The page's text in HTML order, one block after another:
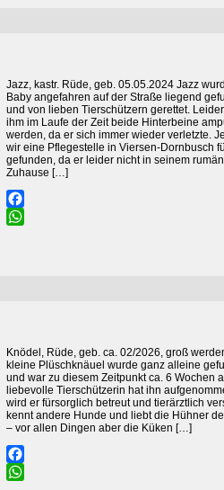
Jazz, kastr. Rüde, geb. 05.05.2024 Jazz
Baby angefahren auf der Straße liegend
und von lieben Tierschützern gerettet.
ihm im Laufe der Zeit beide Hinterbeine
werden, da er sich immer wieder verletzte.
wir eine Pflegestelle in Viersen-Dornbusch
gefunden, da er leider nicht in seinem
Zuhause […]
Facebook
Knödel, Rüde, geb. ca. 02/2026, groß
kleine Plüschknäuel wurde ganz alleine
und war zu diesem Zeitpunkt ca. 6 Wochen
liebevolle Tierschützerin hat ihn
wird er fürsorglich betreut und tierärztlich
kennt andere Hunde und liebt die Hühner
– vor allen Dingen aber die Küken […]
Facebook